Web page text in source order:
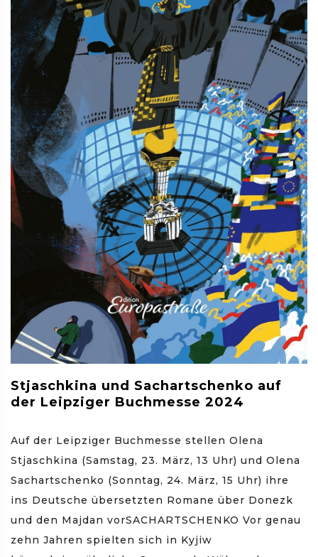
Stjaschkina und Sachartschenko auf
der Leipziger Buchmesse 2024
Auf der Leipziger Buchmesse stellen Olena
Stjaschkina (Samstag, 23. März, 13 Uhr) und Olena
Sachartschenko (Sonntag, 24. März, 15 Uhr) ihre
ins Deutsche übersetzten Romane über Donezk
und den Majdan vorSACHARTSCHENKO Vor genau
zehn Jahren spielten sich in Kyjiw